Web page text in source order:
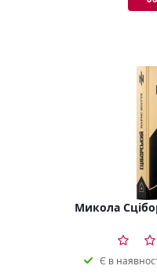
Микола
Є в